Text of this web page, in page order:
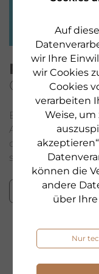
Auf
wir Ihre
wir Cookies
Cookies
verarbeiten
Weise,
können die
andere
über Ihre
Nur
PHYRIS
GESCHENK
Beim Kauf eines
Aktionsproduktes
das PHYRIS
solange Vorrat